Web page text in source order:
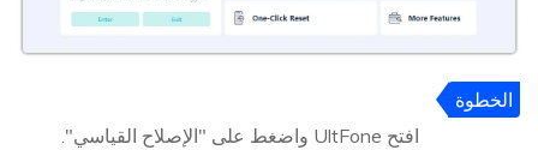
الخطوة
افتح UltFone واضغط على "الإصلاح القياسي".